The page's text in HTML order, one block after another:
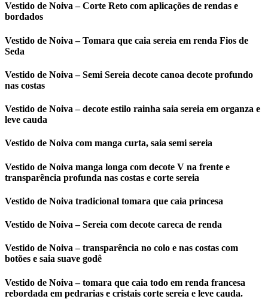
Vestido de Noiva – Corte Reto com aplicações de rendas e
bordados
Vestido de Noiva – Tomara que caia sereia em renda Fios de
Seda
Vestido de Noiva – Semi Sereia decote canoa decote profundo
nas costas
Vestido de Noiva – decote estilo rainha saia sereia em organza e
leve cauda
Vestido de Noiva com manga curta, saia semi sereia
Vestido de Noiva manga longa com decote V na frente e
transparência profunda nas costas e corte sereia
Vestido de Noiva tradicional tomara que caia princesa
Vestido de Noiva – Sereia com decote careca de renda
Vestido de Noiva – transparência no colo e nas costas com
botões e saia suave godê
Vestido de Noiva – tomara que caia todo em renda francesa
rebordada em pedrarias e cristais corte sereia e leve cauda.